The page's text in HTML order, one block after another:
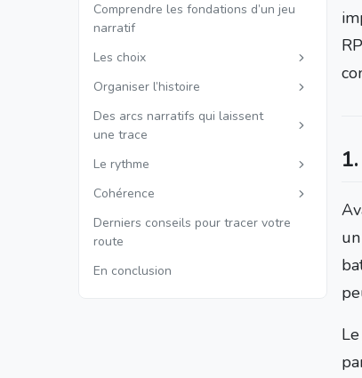
Comprendre les fondations d’un jeu
narratif
Les choix
Organiser l’histoire
Des arcs narratifs qui laissent
une trace
Le rythme
Cohérence
Derniers conseils pour tracer votre
route
En conclusion